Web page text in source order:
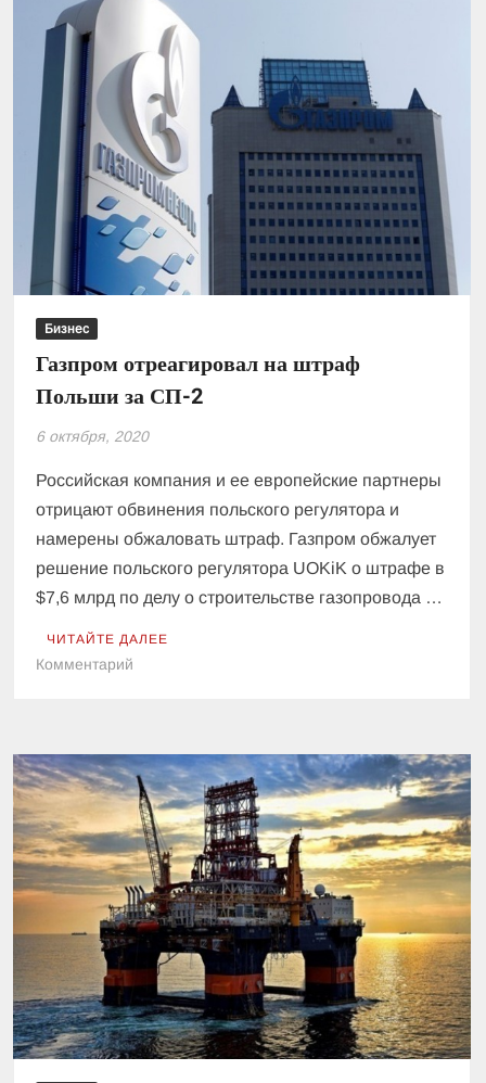
экспорт
электроэнергии
Бизнес
Газпром отреагировал на штраф
Польши за СП-2
6 октября, 2020
Российская компания и ее европейские партнеры
отрицают обвинения польского регулятора и
намерены обжаловать штраф. Газпром обжалует
решение польского регулятора UOKiK о штрафе в
$7,6 млрд по делу о строительстве газопровода …
ЧИТАЙТЕ ДАЛЕЕ
Комментарий
штраф
Польши
за
СП-2